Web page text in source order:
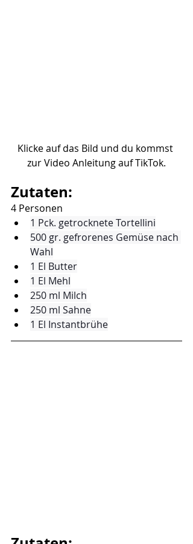
Klicke auf das Bild und du kommst
zur Video Anleitung auf TikTok.
Zutaten:
4 Personen
1 Pck. getrocknete Tortellini
500 gr. gefrorenes Gemüse nach
Wahl
1 El Butter
1 El Mehl
250 ml Milch
250 ml Sahne
1 El Instantbrühe